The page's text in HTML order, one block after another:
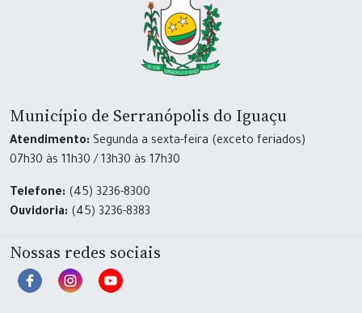
Município de Serranópolis do Iguaçu
Atendimento: Segunda a sexta-feira (exceto feriados)
07h30 às 11h30 / 13h30 às 17h30
Telefone: (45) 3236-8300
Ouvidoria: (45) 3236-8383
Nossas redes sociais